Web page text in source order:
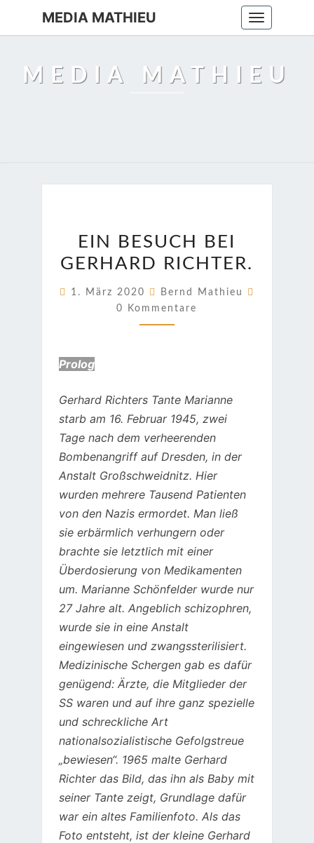
Toggle
navigation
MEDIA MATHIEU
MEDIA MATHIEU
BESUCH
BEI
RICHTER.
EIN BESUCH BEI
GERHARD RICHTER.
1. März 2020 Bernd Mathieu
0 Kommentare
Prolog
Gerhard Richters Tante Marianne
starb am 16. Februar 1945, zwei
Tage nach dem verheerenden
Bombenangriff auf Dresden, in der
Anstalt Großschweidnitz. Hier
wurden mehrere Tausend Patienten
von den Nazis ermordet. Man ließ
sie erbärmlich verhungern oder
brachte sie letztlich mit einer
Überdosierung von Medikamenten
um. Marianne Schönfelder wurde nur
27 Jahre alt. Angeblich schizophren,
wurde sie in eine Anstalt
eingewiesen und zwangssterilisiert.
Medizinische Schergen gab es dafür
genügend: Ärzte, die Mitglieder der
SS waren und auf ihre ganz spezielle
und schreckliche Art
nationalsozialistische Gefolgstreue
„bewiesen“. 1965 malte Gerhard
Richter das Bild, das ihn als Baby mit
seiner Tante zeigt, Grundlage dafür
war ein altes Familienfoto. Als das
Foto entsteht, ist der kleine Gerhard